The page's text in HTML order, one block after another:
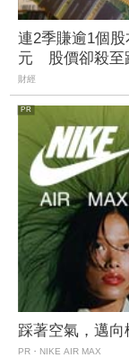
連2季賺逾1個
元 股價卻殺至
財經
踩著空氣，邁
PR・NIKE AIR MAX